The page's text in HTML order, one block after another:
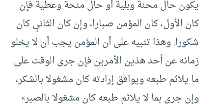
يكون حال محنة وبلية أو حال منحة وعطية فإن
كان الأول، كان المؤمن صبارا، وإن كان الثاني كان
شكورا. وهذا تنبيه على أن المؤمن يجب أن لا يخلو
زمانه عن أحد هذين الأمرين فإن جرى الوقت على
ما يلائم طبعه ويوافق إرادته كان مشغولا بالشكر،
وإن جرى بما لا يلائم طبعه كان مشغولا بالصبر»